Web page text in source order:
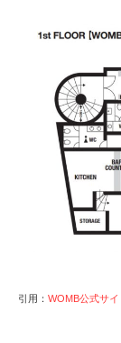
引用： WOMB公式サイ